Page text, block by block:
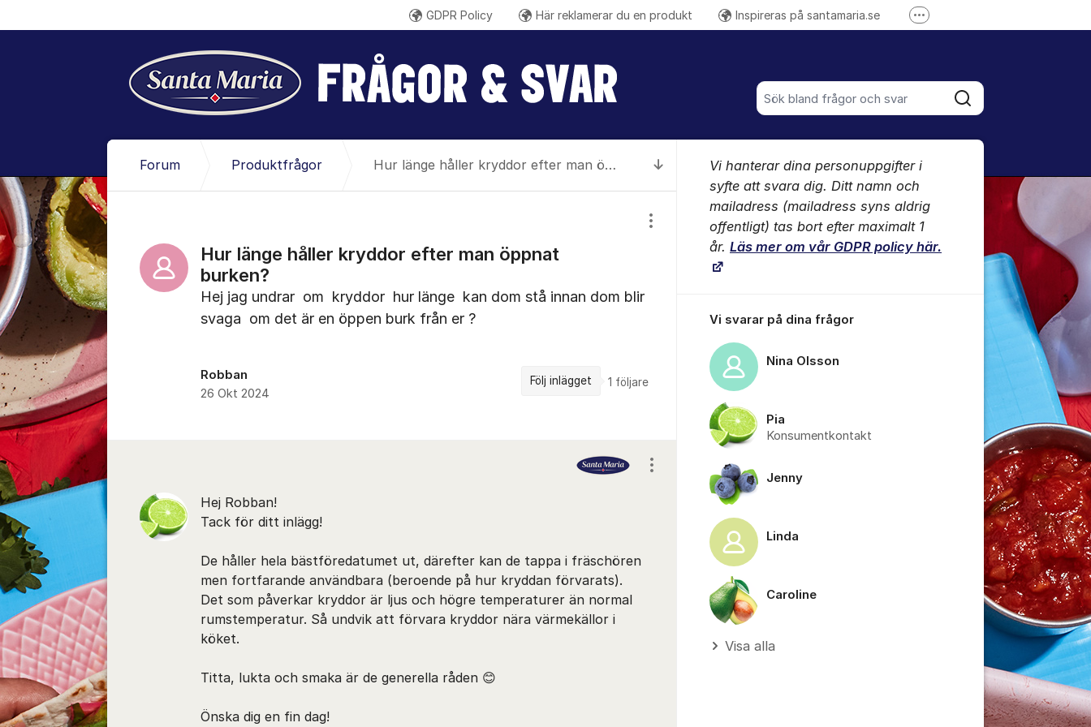
Sök bland alla inlägg
Sök
GDPR Policy Här reklamerar du en produkt Inspireras på santamaria.se
Santa Marias YouTube-kanal
Fler supportlänkar
Till senaste kommentaren
Forum Produktfrågor Hur länge håller kryddor efter man öppnat burken?
Hur länge håller kryddor efter man öppnat
burken?
Visa/dölj inställningar för inlägg/kommentar
Hej jag undrar om kryddor hur länge kan dom stå innan dom blir
svaga om det är en öppen burk från er ?
Robban
26 Okt 2024
Följ inlägget 1 följare
Hej Robban!
Tack för ditt inlägg!
De håller hela bästföredatumet ut, därefter kan de tappa i fräschören
men fortfarande användbara (beroende på hur kryddan förvarats).
Det som påverkar kryddor är ljus och högre temperaturer än normal
rumstemperatur. Så undvik att förvara kryddor nära värmekällor i
köket.
Titta, lukta och smaka är de generella råden 😊
Önska dig en fin dag!
Visa/dölj inställningar för inlägg/kommentar
Vi hanterar dina personuppgifter i
syfte att svara dig. Ditt namn och
mailadress (mailadress syns aldrig
offentligt) tas bort efter maximalt 1
år. Läs mer om vår GDPR policy här.
Vi svarar på dina frågor
Nina Olsson
Pia
Konsumentkontakt
Jenny
Linda
Caroline
Visa alla